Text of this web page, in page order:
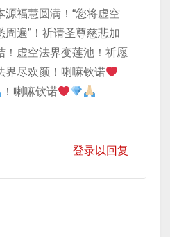
福慧圆满！“您将虚空
遍”！祈请圣尊慈悲加
！虚空法界变莲池！祈愿
界尽欢颜！喇嘛钦诺
！喇嘛钦诺
登录以回复